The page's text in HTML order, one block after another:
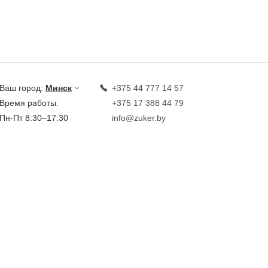
Ваш город: Минск
Время работы:
Пн-Пт 8:30–17:30
+375 44 777 14 57
+375 17 388 44 79
info@zuker.by